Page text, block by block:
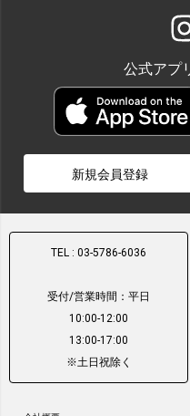
公式アプ
新規会員登録
TEL : 03-5786-6036
受付/営業時間：平日
10:00-12:00
13:00-17:00
※土日祝除く